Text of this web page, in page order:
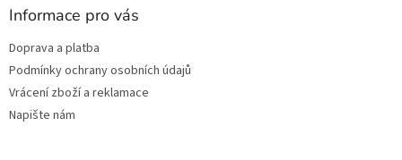
Informace pro vás
Doprava a platba
Podmínky ochrany osobních údajů
Vrácení zboží a reklamace
Napište nám